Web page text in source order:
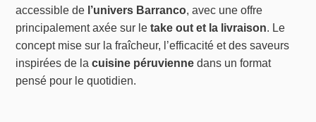
accessible de l’univers Barranco, avec une offre
principalement axée sur letake out et la livraison. Le
concept mise sur la fraîcheur, l’efficacité et des saveurs
inspirées de lacuisine péruvienne dans un format
pensé pour le quotidien.